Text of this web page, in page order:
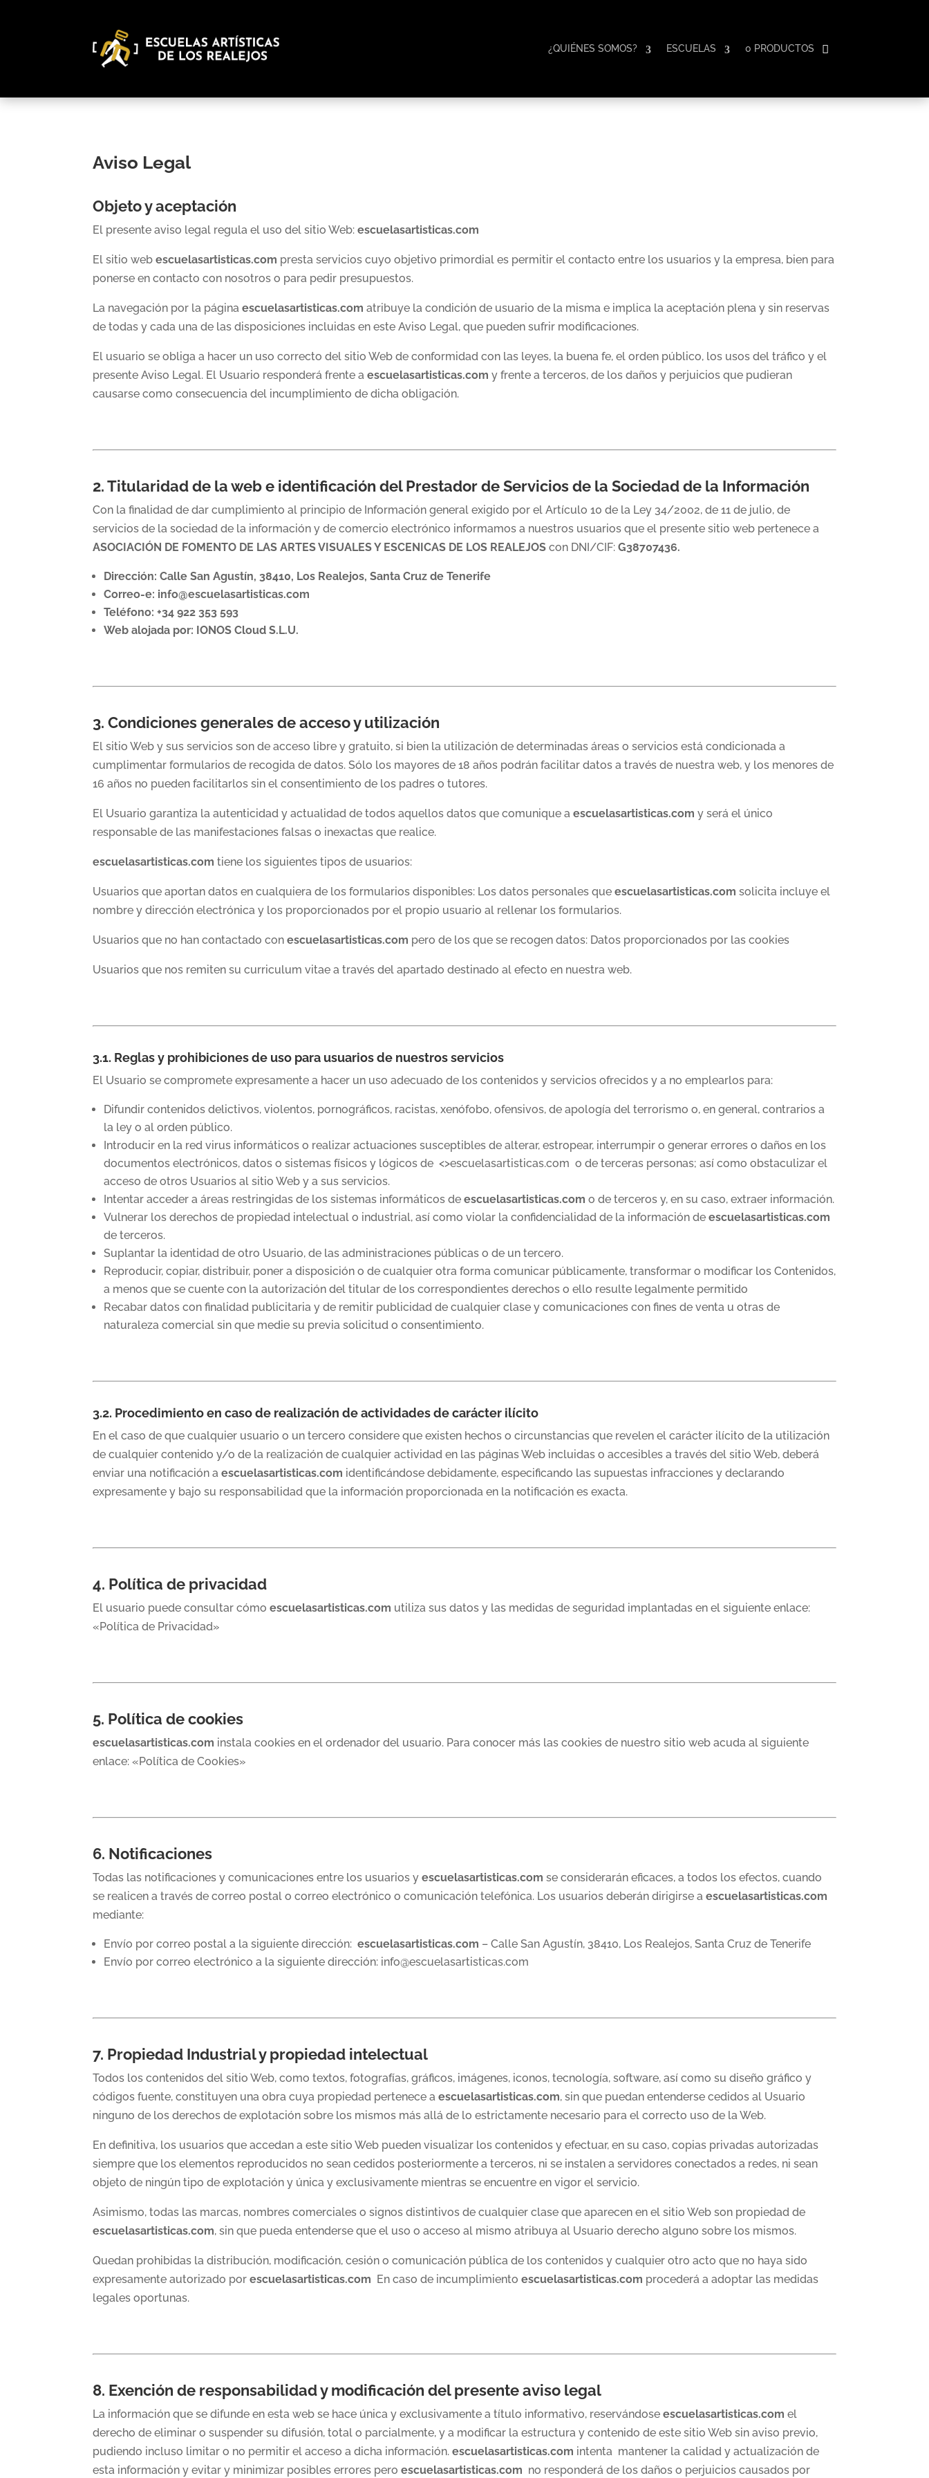
¿QUIÉNES SOMOS? ESCUELAS 0 PRODUCTOS
Aviso Legal
Objeto y aceptación
El presente aviso legal regula el uso del sitio Web:escuelasartisticas.com
El sitio webescuelasartisticas.com presta servicios cuyo objetivo primordial es permitir el contacto entre los usuarios y la empresa, bien para
ponerse en contacto con nosotros o para pedir presupuestos.
La navegación por la páginaescuelasartisticas.com atribuye la condición de usuario de la misma e implica la aceptación plena y sin reservas
de todas y cada una de las disposiciones incluidas en este Aviso Legal, que pueden sufrir modificaciones.
El usuario se obliga a hacer un uso correcto del sitio Web de conformidad con las leyes, la buena fe, el orden público, los usos del tráfico y el
presente Aviso Legal. El Usuario responderá frente aescuelasartisticas.com y frente a terceros, de los daños y perjuicios que pudieran
causarse como consecuencia del incumplimiento de dicha obligación.
2. Titularidad de la web e identificación del Prestador de Servicios de la Sociedad de la Información
Con la finalidad de dar cumplimiento al principio de Información general exigido por el Artículo 10 de la Ley 34/2002, de 11 de julio, de
servicios de la sociedad de la información y de comercio electrónico informamos a nuestros usuarios que el presente sitio web pertenece a
ASOCIACIÓN DE FOMENTO DE LAS ARTES VISUALES Y ESCENICAS DE LOS REALEJOS con DNI/CIF:G38707436.
Dirección: Calle San Agustín, 38410, Los Realejos, Santa Cruz de Tenerife
Correo-e: info@escuelasartisticas.com
Teléfono: +34 922 353 593
Web alojada por: IONOS Cloud S.L.U.
3. Condiciones generales de acceso y utilización
El sitio Web y sus servicios son de acceso libre y gratuito, si bien la utilización de determinadas áreas o servicios está condicionada a
cumplimentar formularios de recogida de datos. Sólo los mayores de 18 años podrán facilitar datos a través de nuestra web, y los menores de
16 años no pueden facilitarlos sin el consentimiento de los padres o tutores.
El Usuario garantiza la autenticidad y actualidad de todos aquellos datos que comunique aescuelasartisticas.com y será el único
responsable de las manifestaciones falsas o inexactas que realice.
escuelasartisticas.com tiene los siguientes tipos de usuarios:
Usuarios que aportan datos en cualquiera de los formularios disponibles: Los datos personales queescuelasartisticas.com solicita incluye el
nombre y dirección electrónica y los proporcionados por el propio usuario al rellenar los formularios.
Usuarios que no han contactado conescuelasartisticas.com pero de los que se recogen datos: Datos proporcionados por las cookies
Usuarios que nos remiten su curriculum vitae a través del apartado destinado al efecto en nuestra web.
3.1. Reglas y prohibiciones de uso para usuarios de nuestros servicios
El Usuario se compromete expresamente a hacer un uso adecuado de los contenidos y servicios ofrecidos y a no emplearlos para:
Difundir contenidos delictivos, violentos, pornográficos, racistas, xenófobo, ofensivos, de apología del terrorismo o, en general, contrarios a
la ley o al orden público.
Introducir en la red virus informáticos o realizar actuaciones susceptibles de alterar, estropear, interrumpir o generar errores o daños en los
documentos electrónicos, datos o sistemas físicos y lógicos de <>escuelasartisticas.com o de terceras personas; así como obstaculizar el
acceso de otros Usuarios al sitio Web y a sus servicios.
Intentar acceder a áreas restringidas de los sistemas informáticos deescuelasartisticas.com o de terceros y, en su caso, extraer información.
Vulnerar los derechos de propiedad intelectual o industrial, así como violar la confidencialidad de la información deescuelasartisticas.com
de terceros.
Suplantar la identidad de otro Usuario, de las administraciones públicas o de un tercero.
Reproducir, copiar, distribuir, poner a disposición o de cualquier otra forma comunicar públicamente, transformar o modificar los Contenidos,
a menos que se cuente con la autorización del titular de los correspondientes derechos o ello resulte legalmente permitido
Recabar datos con finalidad publicitaria y de remitir publicidad de cualquier clase y comunicaciones con fines de venta u otras de
naturaleza comercial sin que medie su previa solicitud o consentimiento.
3.2. Procedimiento en caso de realización de actividades de carácter ilícito
En el caso de que cualquier usuario o un tercero considere que existen hechos o circunstancias que revelen el carácter ilícito de la utilización
de cualquier contenido y/o de la realización de cualquier actividad en las páginas Web incluidas o accesibles a través del sitio Web, deberá
enviar una notificación aescuelasartisticas.com identificándose debidamente, especificando las supuestas infracciones y declarando
expresamente y bajo su responsabilidad que la información proporcionada en la notificación es exacta.
4. Política de privacidad
El usuario puede consultar cómoescuelasartisticas.com utiliza sus datos y las medidas de seguridad implantadas en el siguiente enlace:
«Política de Privacidad»
5. Política de cookies
escuelasartisticas.com instala cookies en el ordenador del usuario. Para conocer más las cookies de nuestro sitio web acuda al siguiente
enlace: «Política de Cookies»
6. Notificaciones
Todas las notificaciones y comunicaciones entre los usuarios yescuelasartisticas.com se considerarán eficaces, a todos los efectos, cuando
se realicen a través de correo postal o correo electrónico o comunicación telefónica. Los usuarios deberán dirigirse aescuelasartisticas.com
mediante:
Envío por correo postal a la siguiente dirección:escuelasartisticas.com – Calle San Agustín, 38410, Los Realejos, Santa Cruz de Tenerife
Envío por correo electrónico a la siguiente dirección: info@escuelasartisticas.com
7. Propiedad Industrial y propiedad intelectual
Todos los contenidos del sitio Web, como textos, fotografías, gráficos, imágenes, iconos, tecnología, software, así como su diseño gráfico y
códigos fuente, constituyen una obra cuya propiedad pertenece aescuelasartisticas.com, sin que puedan entenderse cedidos al Usuario
ninguno de los derechos de explotación sobre los mismos más allá de lo estrictamente necesario para el correcto uso de la Web.
En definitiva, los usuarios que accedan a este sitio Web pueden visualizar los contenidos y efectuar, en su caso, copias privadas autorizadas
siempre que los elementos reproducidos no sean cedidos posteriormente a terceros, ni se instalen a servidores conectados a redes, ni sean
objeto de ningún tipo de explotación y única y exclusivamente mientras se encuentre en vigor el servicio.
Asimismo, todas las marcas, nombres comerciales o signos distintivos de cualquier clase que aparecen en el sitio Web son propiedad de
escuelasartisticas.com, sin que pueda entenderse que el uso o acceso al mismo atribuya al Usuario derecho alguno sobre los mismos.
Quedan prohibidas la distribución, modificación, cesión o comunicación pública de los contenidos y cualquier otro acto que no haya sido
expresamente autorizado porescuelasartisticas.com En caso de incumplimientoescuelasartisticas.com procederá a adoptar las medidas
legales oportunas.
8. Exención de responsabilidad y modificación del presente aviso legal
La información que se difunde en esta web se hace única y exclusivamente a título informativo, reservándoseescuelasartisticas.com el
derecho de eliminar o suspender su difusión, total o parcialmente, y a modificar la estructura y contenido de este sitio Web sin aviso previo,
pudiendo incluso limitar o no permitir el acceso a dicha información.escuelasartisticas.com intenta mantener la calidad y actualización de
esta información y evitar y minimizar posibles errores peroescuelasartisticas.com no responderá de los daños o perjuicios causados por